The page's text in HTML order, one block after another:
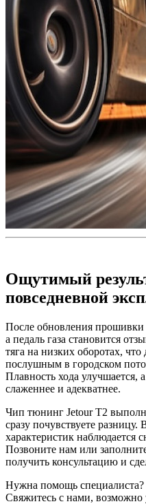
Ощутимый
повседневной
После обновления прошивки
а педаль газа становится
тяга на низких оборотах, что
послушным в городском
Плавность хода улучшается,
слаженнее и адекватнее.
Чип тюнинг Jetour T2
сразу почувствуете
характеристик наблюдается
Позвоните нам или
получить консультацию и
Нужна помощь специалиста?
Свяжитесь с нами, возможно